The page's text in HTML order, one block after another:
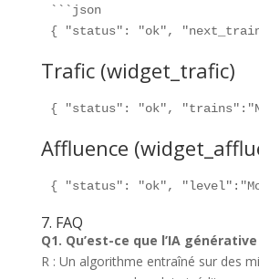
```json
{ "status": "ok",
Trafic (widget_trafic)
{ "status": "ok",
Affluence
{ "status": "ok",
7. FAQ
Q1. Qu’est-ce que l’IA
R : Un algorithme entraîné sur des